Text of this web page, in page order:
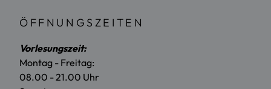
ÖFFNUNGSZEITEN
Vorlesungszeit:
Montag - Freitag:
08.00 - 21.00 Uhr